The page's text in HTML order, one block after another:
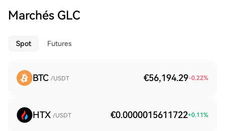
Marchés GLC
Spot Futures
BTC /USDT €56,194.29-0.22%
HTX /USDT €0.0000015611722+0.11%